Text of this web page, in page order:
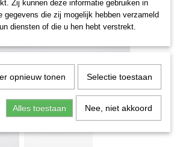
Zij kunnen deze informatie gebruiken in
gegevens die zij mogelijk hebben verzameld
diensten of die u hen hebt verstrekt.
opnieuw tonen Selectie toestaan
Alles toestaan Nee, niet akkoord